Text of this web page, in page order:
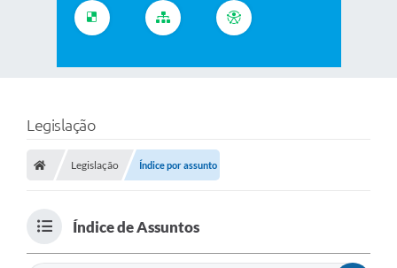
Legislação
Legislação Índice por assunto
Índice de Assuntos